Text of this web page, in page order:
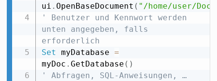
ui . OpenBaseDocument ( "/home/user/
' Benutzer und Kennwort werden
unten angegeben, falls
erforderlich
Set myDatabase =
myDoc . GetDatabase ( )
' Abfragen, SQL-Anweisungen, …